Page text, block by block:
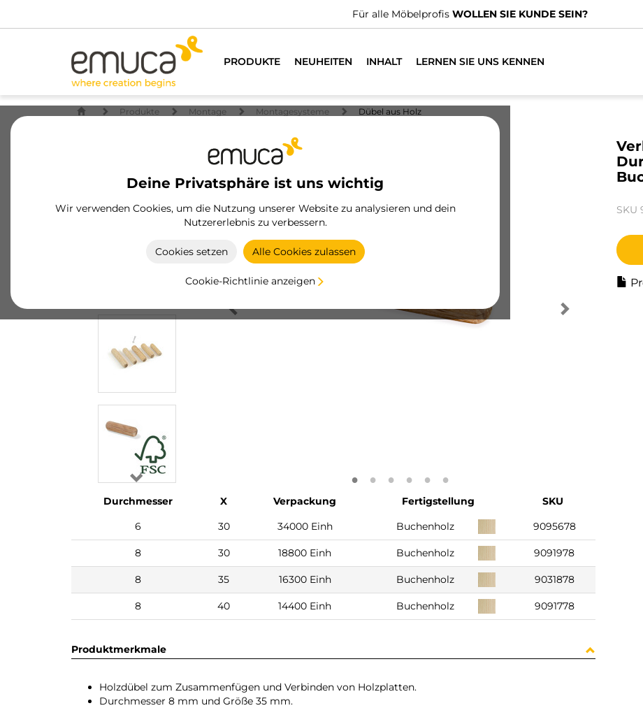
Für alle Möbelprofis WOLLEN SIE KUNDE SEIN?
PRODUKTE NEUHEITEN INHALT LERNEN SIE UNS KENNEN
Deine Privatsphäre ist uns wichtig
Wir verwenden Cookies, um die Nutzung unserer Website zu analysieren und dein
Nutzererlebnis zu verbessern.
Cookies setzen Alle Cookies zulassen
Cookie-Richtlinie anzeigen
Produkte Montage Montagesysteme Dübel aus Holz
SKU
Durchmesser X Verpackung Fertigstellung
SKU
6
30 34000 Einh Buchenholz 9095678
8 30 18800 Einh Buchenholz 9091978
8 35 16300 Einh Buchenholz 9031878
8 40 14400 Einh Buchenholz 9091778
Produktmerkmale
Holzdübel zum Zusammenfügen und Verbinden von Holzplatten.
Durchmesser 8 mm und Größe 35 mm.